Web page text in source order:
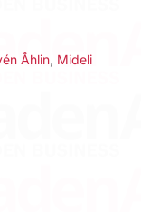
Åhlin Mideli